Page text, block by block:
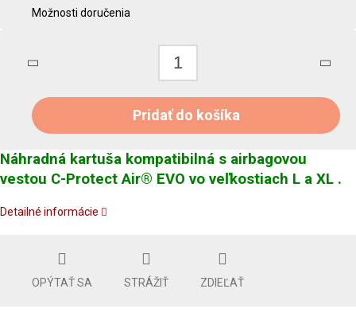
Možnosti doručenia
Pridať do košíka
Náhradná kartuša kompatibilná s airbagovou
vestou C-Protect Air® EVO vo veľkostiach L a XL .
Detailné informácie
OPÝTAŤ SA STRÁŽIŤ ZDIEĽAŤ